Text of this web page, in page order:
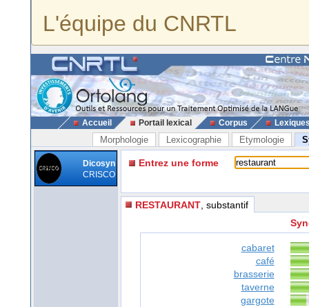
L'équipe du CNRTL
Accueil Portail lexical Corpus
Morphologie Lexicographie Etymologie
Dicosyn
CRISCO
Entrez une forme
RESTAURANT , substantif
cabaret
café
brasserie
taverne
gargote